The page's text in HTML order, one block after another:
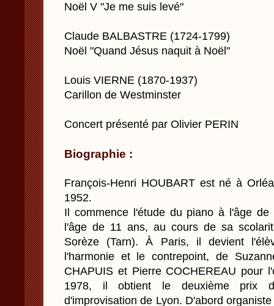
Noël V "Je me suis levé"
Claude BALBASTRE (1724-1799)
Noël "Quand Jésus naquit à Noël"
Louis VIERNE (1870-1937)
Carillon de Westminster
Concert présenté par Olivier PERIN
Biographie :
François-Henri HOUBART est né à
1952.
Il commence l'étude du piano à l'âge
l'âge de 11 ans, au cours de sa
Sorèze (Tarn). À Paris, il devient
l'harmonie et le contrepoint, de
CHAPUIS et Pierre COCHEREAU pour
1978, il obtient le deuxième prix
d'improvisation de Lyon. D'abord